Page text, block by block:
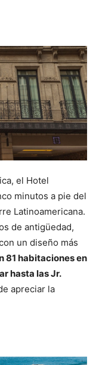
el Hotel
minutos a pie del
Latinoamericana.
de antigüedad,
un diseño más
81 habitaciones en
hasta las Jr.
apreciar la